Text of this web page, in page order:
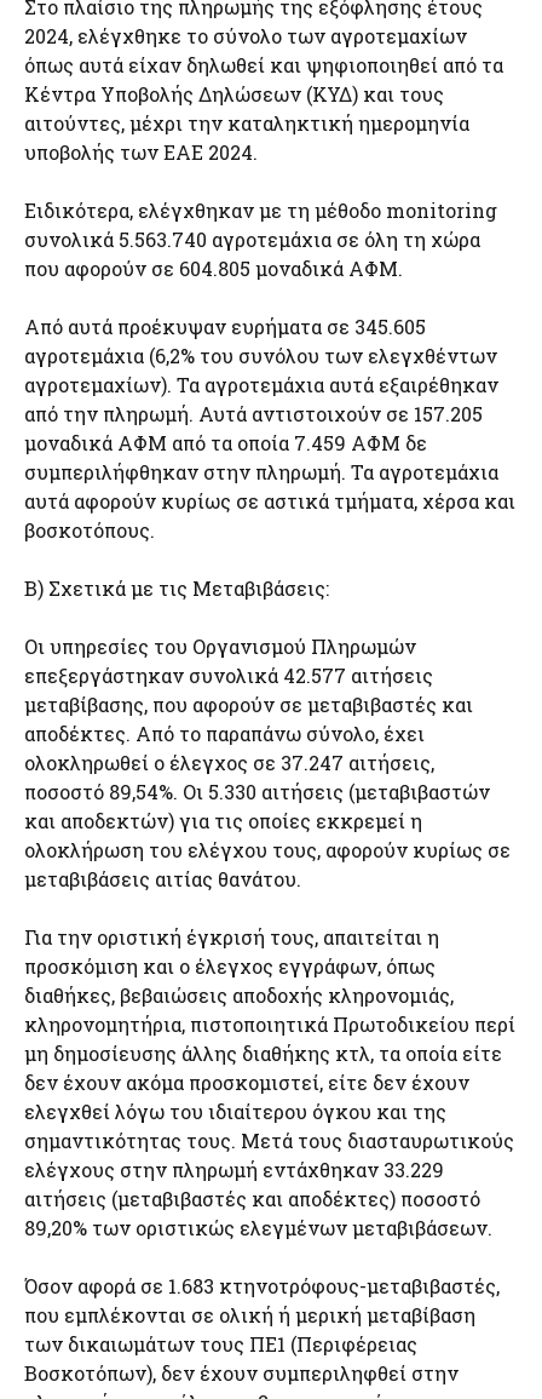
Στο πλαίσιο της πληρωμής της εξόφλησης έτους
2024, ελέγχθηκε το σύνολο των αγροτεμαχίων
όπως αυτά είχαν δηλωθεί και ψηφιοποιηθεί από τα
Κέντρα Υποβολής Δηλώσεων (ΚΥΔ) και τους
αιτούντες, μέχρι την καταληκτική ημερομηνία
υποβολής των ΕΑΕ 2024.
Ειδικότερα, ελέγχθηκαν με τη μέθοδο monitoring
συνολικά 5.563.740 αγροτεμάχια σε όλη τη χώρα
που αφορούν σε 604.805 μοναδικά ΑΦΜ.
Από αυτά προέκυψαν ευρήματα σε 345.605
αγροτεμάχια (6,2% του συνόλου των ελεγχθέντων
αγροτεμαχίων). Τα αγροτεμάχια αυτά εξαιρέθηκαν
από την πληρωμή. Αυτά αντιστοιχούν σε 157.205
μοναδικά ΑΦΜ από τα οποία 7.459 ΑΦΜ δε
συμπεριλήφθηκαν στην πληρωμή. Τα αγροτεμάχια
αυτά αφορούν κυρίως σε αστικά τμήματα, χέρσα και
βοσκοτόπους.
B) Σχετικά με τις Μεταβιβάσεις:
Οι υπηρεσίες του Οργανισμού Πληρωμών
επεξεργάστηκαν συνολικά 42.577 αιτήσεις
μεταβίβασης, που αφορούν σε μεταβιβαστές και
αποδέκτες. Από το παραπάνω σύνολο, έχει
ολοκληρωθεί ο έλεγχος σε 37.247 αιτήσεις,
ποσοστό 89,54%. Οι 5.330 αιτήσεις (μεταβιβαστών
και αποδεκτών) για τις οποίες εκκρεμεί η
ολοκλήρωση του ελέγχου τους, αφορούν κυρίως σε
μεταβιβάσεις αιτίας θανάτου.
Για την οριστική έγκρισή τους, απαιτείται η
προσκόμιση και ο έλεγχος εγγράφων, όπως
διαθήκες, βεβαιώσεις αποδοχής κληρονομιάς,
κληρονομητήρια, πιστοποιητικά Πρωτοδικείου περί
μη δημοσίευσης άλλης διαθήκης κτλ, τα οποία είτε
δεν έχουν ακόμα προσκομιστεί, είτε δεν έχουν
ελεγχθεί λόγω του ιδιαίτερου όγκου και της
σημαντικότητας τους. Μετά τους διασταυρωτικούς
ελέγχους στην πληρωμή εντάχθηκαν 33.229
αιτήσεις (μεταβιβαστές και αποδέκτες) ποσοστό
89,20% των οριστικώς ελεγμένων μεταβιβάσεων.
Όσον αφορά σε 1.683 κτηνοτρόφους-μεταβιβαστές,
που εμπλέκονται σε ολική ή μερική μεταβίβαση
των δικαιωμάτων τους ΠΕ1 (Περιφέρειας
Βοσκοτόπων), δεν έχουν συμπεριληφθεί στην